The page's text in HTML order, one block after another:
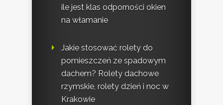
ile jest klas odporności okien
na włamanie
Jakie stosować rolety do
pomieszczeń ze spadowym
dachem? Rolety dachowe
rzymskie, rolety dzień i noc w
Krakowie